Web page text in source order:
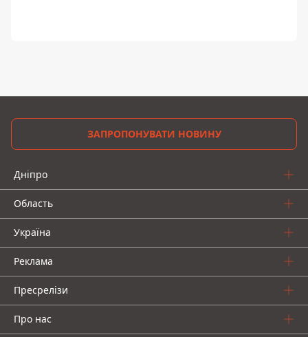
ЗАПРОПОНУВАТИ НОВИНУ
Дніпро
Область
Україна
Реклама
Пресрелізи
Про нас